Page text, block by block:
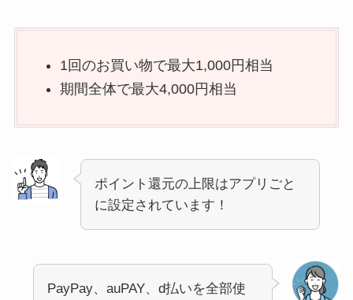
1回のお買い物で最大1,000円相当
期間全体で最大4,000円相当
ポイント還元の上限はアプリごと
に設定されています！
PayPay、auPAY、d払いを全部使